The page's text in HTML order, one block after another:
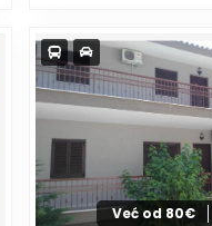
Već od 80€